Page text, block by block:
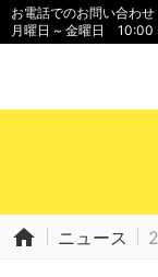
お電話でのお問い合わせ
月曜日 ~ 金曜日 10:00
home ニュース